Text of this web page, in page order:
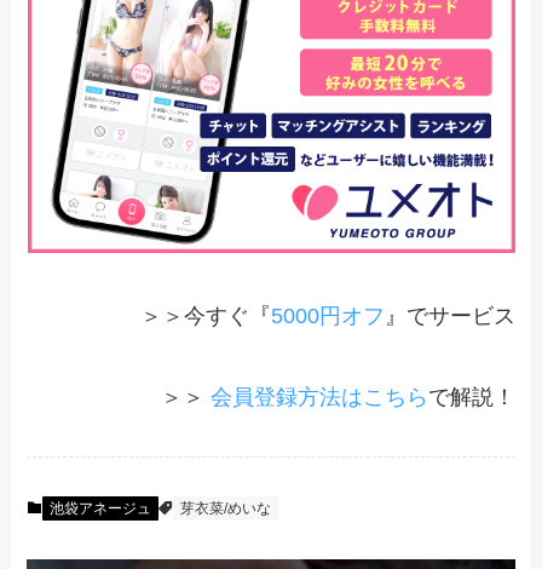
＞＞今すぐ『5000円オフ 』でサービス
＞＞ 会員登録方法はこちら で解説！
池袋アネージュ 芽衣菜/めいな